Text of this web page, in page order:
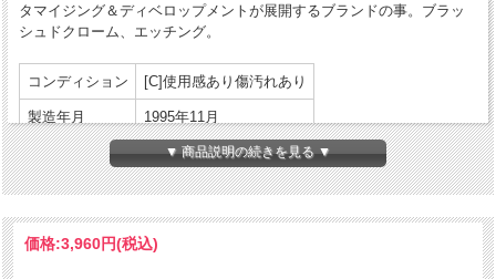
タマイジング＆ディベロップメントが展開するブランドの事。ブラッ
シュドクローム、エッチング。
コンディション [C]使用感あり傷汚れあり
製造年月 1995年11月
製造国 アメリカ合衆国
発売国 日本
付属品
パッケージ:なし
説明書等:なし
▼ 商品説明の続きを見る ▼
価格:3,960円(税込)